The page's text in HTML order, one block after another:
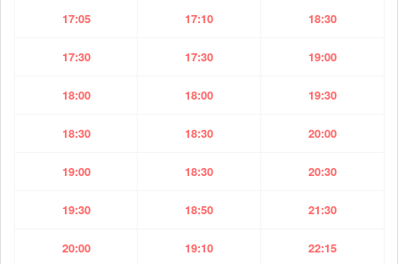
17:05 17:10 18:30
17:30 17:30 19:00
18:00 18:00 19:30
18:30 18:30 20:00
19:00 18:30 20:30
19:30 18:50 21:30
20:00 19:10 22:15